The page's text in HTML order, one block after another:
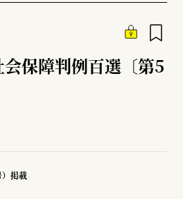
保障判例百選〔第5
掲載